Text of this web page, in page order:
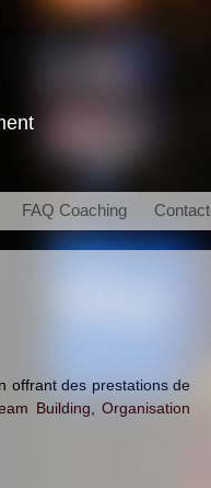
FAQ Coaching
offrant des prestations de
Building ,Organisation